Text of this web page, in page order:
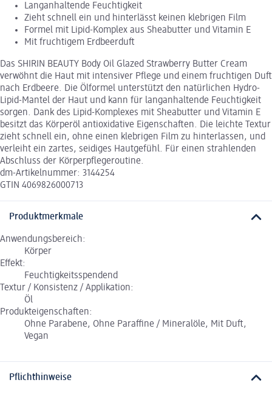
Langanhaltende Feuchtigkeit
Zieht schnell ein und hinterlässt keinen klebrigen Film
Formel mit Lipid-Komplex aus Sheabutter und Vitamin E
Mit fruchtigem Erdbeerduft
Das SHIRIN BEAUTY Body Oil Glazed Strawberry Butter Cream
verwöhnt die Haut mit intensiver Pflege und einem fruchtigen Duft
nach Erdbeere. Die Ölformel unterstützt den natürlichen Hydro-
Lipid-Mantel der Haut und kann für langanhaltende Feuchtigkeit
sorgen. Dank des Lipid-Komplexes mit Sheabutter und Vitamin E
besitzt das Körperöl antioxidative Eigenschaften. Die leichte Textur
zieht schnell ein, ohne einen klebrigen Film zu hinterlassen, und
verleiht ein zartes, seidiges Hautgefühl. Für einen strahlenden
Abschluss der Körperpflegeroutine.
dm-Artikelnummer: 3144254
GTIN 4069826000713
Produktmerkmale
Anwendungsbereich:
Körper
Effekt:
Feuchtigkeitsspendend
Textur / Konsistenz / Applikation:
Öl
Produkteigenschaften:
Ohne Parabene, Ohne Paraffine / Mineralöle, Mit Duft,
Vegan
Pflichthinweise